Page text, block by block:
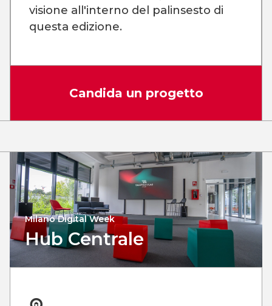
visione all'interno del palinsesto di
questa edizione.
Candida un progetto
Milano Digital Week
Hub Centrale